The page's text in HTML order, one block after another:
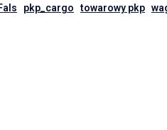
pkp_cargo towarowy pkp